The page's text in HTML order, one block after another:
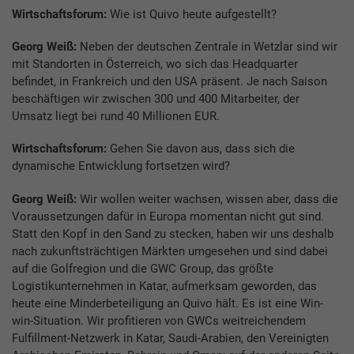
Wirtschaftsforum: Wie ist Quivo heute aufgestellt?
Georg Weiß: Neben der deutschen Zentrale in Wetzlar sind wir
mit Standorten in Österreich, wo sich das Headquarter
befindet, in Frankreich und den USA präsent. Je nach Saison
beschäftigen wir zwischen 300 und 400 Mitarbeiter, der
Umsatz liegt bei rund 40 Millionen EUR.
Wirtschaftsforum: Gehen Sie davon aus, dass sich die
dynamische Entwicklung fortsetzen wird?
Georg Weiß: Wir wollen weiter wachsen, wissen aber, dass die
Voraussetzungen dafür in Europa momentan nicht gut sind.
Statt den Kopf in den Sand zu stecken, haben wir uns deshalb
nach zukunftsträchtigen Märkten umgesehen und sind dabei
auf die Golfregion und die GWC Group, das größte
Logistikunternehmen in Katar, aufmerksam geworden, das
heute eine Minderbeteiligung an Quivo hält. Es ist eine Win-
win-Situation. Wir profitieren von GWCs weitreichendem
Fulfillment-Netzwerk in Katar, Saudi-Arabien, den Vereinigten